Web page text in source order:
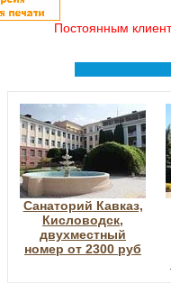
Постоянным
Санаторий Кавказ,
Кисловодск,
двухместный
номер от 2300 руб